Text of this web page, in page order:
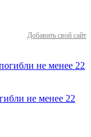
Добавить свой сайт
не менее 22